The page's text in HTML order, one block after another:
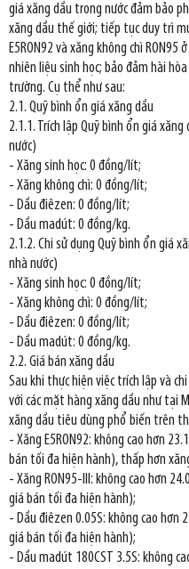
giá xăng dầu trong nước đảm bảo
xăng dầu thế giới; tiếp tục duy trì
E5RON92 và xăng không chì
nhiên liệu sinh học; bảo đảm hài
trường. Cụ thể như sau:
2.1. Quỹ bình ổn giá xăng dầu
2.1.1. Trích lập Quỹ bình ổn giá
nước)
- Xăng sinh học: 0 đồng/lít;
- Xăng không chì: 0 đồng/lít;
- Dầu điêzen: 0 đồng/lít;
- Dầu madút: 0 đồng/kg.
2.1.2. Chi sử dụng Quỹ bình ổn giá
nhà nước)
- Xăng sinh học: 0 đồng/lít;
- Xăng không chì: 0 đồng/lít;
- Dầu điêzen: 0 đồng/lít;
- Dầu madút: 0 đồng/kg.
2.2. Giá bán xăng dầu
Sau khi thực hiện việc trích lập và
với các mặt hàng xăng dầu như tại
xăng dầu tiêu dùng phổ biến trên
- Xăng E5RON92: không cao hơn
bán tối đa hiện hành), thấp hơn
- Xăng RON95-III: không cao hơn
giá bán tối đa hiện hành);
- Dầu điêzen 0.05S: không cao
giá bán tối đa hiện hành);
- Dầu madút 180CST 3.5S: không